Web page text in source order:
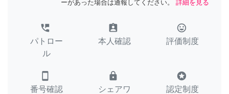
ーがあった場合は通報してください。
詳細を見る
perm_phone_msg
パトロー
ル
assignment_ind
本人確認
tag_faces
評価制度
smartphone
番号確認
lock
シェアワ
stars
認定制度